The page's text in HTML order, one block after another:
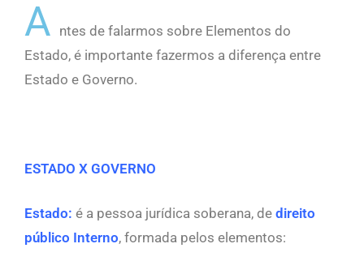
A ntes de falarmos sobre Elementos do
Estado, é importante fazermos a diferença entre
Estado e Governo.
ESTADO X GOVERNO
Estado: é a pessoa jurídica soberana, de direito
público Interno, formada pelos elementos: